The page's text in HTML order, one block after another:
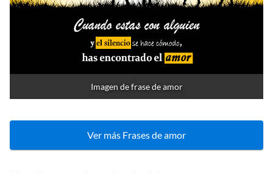
Imagen de frase de amor
Ver más Frases de amor